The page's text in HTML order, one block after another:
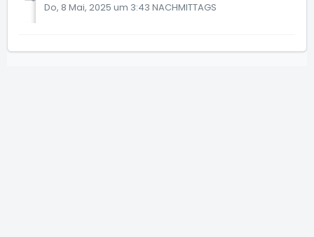
Do, 8 Mai, 2025 um 3:43 NACHMITTAGS